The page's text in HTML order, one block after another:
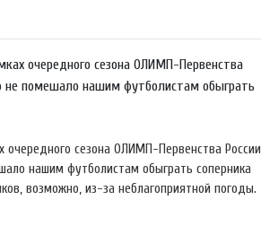
очередного сезона ОЛИМП-Первенства
не помешало нашим футболистам обыграть
сезона ОЛИМП-Первенства России
нашим футболистам обыграть соперника
возможно, из-за неблагоприятной погоды.